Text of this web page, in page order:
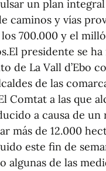
un plan
caminos y vías
700.000 y el
presidente se
de La Vall d’Ebo
de las
Comtat a las que
a causa de un
más de 12.000
este fin de
algunas de las